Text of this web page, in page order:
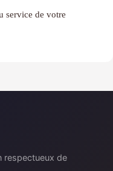
service de votre
respectueux de